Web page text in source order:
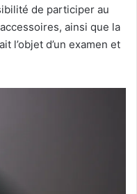
de participer au
ainsi que la
l’objet d’un examen et